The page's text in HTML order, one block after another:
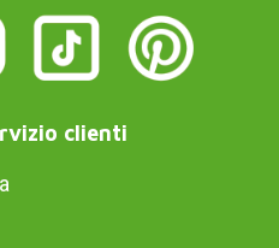
clienti